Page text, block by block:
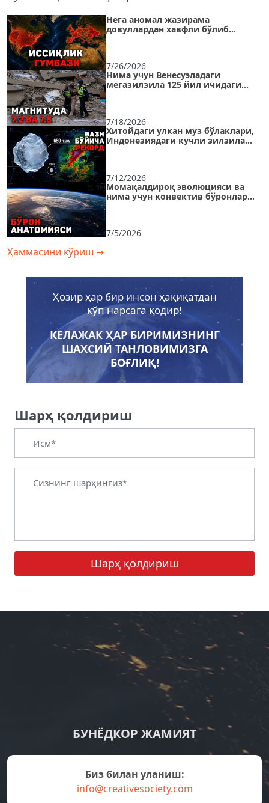
Нега аномал жазирама
довуллардан хавфли бўлиб
7/26/2026
Нима учун Венесуэладаги
мегазилзила 125 йил ичидаги
7/18/2026
Хитойдаги улкан муз бўлаклари,
Индонезиядаги кучли зилзила
7/12/2026
Момақалдироқ эволюцияси ва
нима учун конвектив бўронлар
7/5/2026
Ҳаммасини кўриш →
Ҳозир ҳар бир инсон ҳақиқатдан
кўп нарсага қодир!
КЕЛАЖАК ҲАР БИРИМИЗНИНГ
ШАХСИЙ ТАНЛОВИМИЗГА
БОҒЛИҚ!
Шарҳ қолдириш
Шарҳ қолдириш
БУНЁДКОР ЖАМИЯТ
Биз билан уланиш:
info@creativesociety.com